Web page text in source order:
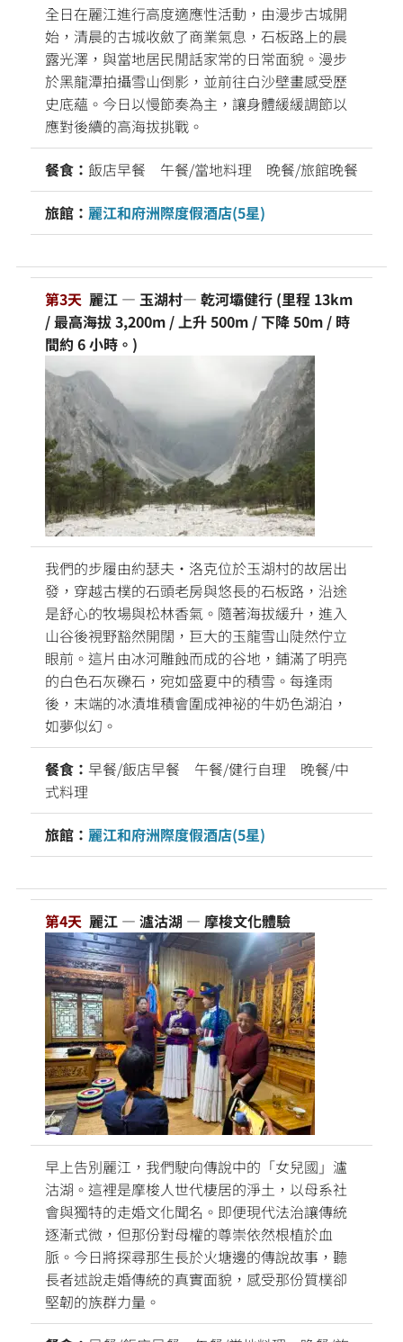
全日在麗江進行高度適應性活動，由漫步古城開
始，清晨的古城收斂了商業氣息，石板路上的晨
露光澤，與當地居民閒話家常的日常面貌。漫步
於黑龍潭拍攝雪山倒影，並前往白沙壁畫感受歷
史底蘊。今日以慢節奏為主，讓身體緩緩調節以
應對後續的高海拔挑戰。
餐食： 飯店早餐
午餐/當地料理 晚餐/旅館晚餐
旅館： 麗江和府洲際度假酒店(5星)
第3天 麗江 — 玉湖村— 乾河壩健行 (里程 13km
/ 最高海拔 3,200m / 上升 500m / 下降 50m / 時
間約 6 小時。)
我們的步履由約瑟夫·洛克位於玉湖村的故居出
發，穿越古樸的石頭老房與悠長的石板路，沿途
是舒心的牧場與松林香氣。隨著海拔緩升，進入
山谷後視野豁然開闊，巨大的玉龍雪山陡然佇立
眼前。這片由冰河雕蝕而成的谷地，鋪滿了明亮
的白色石灰礫石，宛如盛夏中的積雪。每逢雨
後，末端的冰漬堆積會圍成神祕的牛奶色湖泊，
如夢似幻。
餐食： 早餐/飯店早餐 午餐/健行自理 晚餐/中
式料理
旅館： 麗江和府洲際度假酒店(5星)
第4天 麗江 — 瀘沽湖 — 摩梭文化體驗
早上告別麗江，我們駛向傳說中的「女兒國」瀘
沽湖。這裡是摩梭人世代棲居的淨土，以母系社
會與獨特的走婚文化聞名。即便現代法治讓傳統
逐漸式微，但那份對母權的尊崇依然根植於血
脈。今日將探尋那生長於火塘邊的傳說故事，聽
長者述說走婚傳統的真實面貌，感受那份質樸卻
堅韌的族群力量。